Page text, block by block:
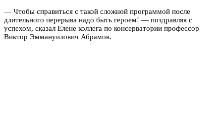
— Чтобы справиться с такой сложной программой после
длительного перерыва надо быть героем! — поздравляя с
успехом, сказал Елене коллега по консерватории профессор
Виктор Эммануилович Абрамов.